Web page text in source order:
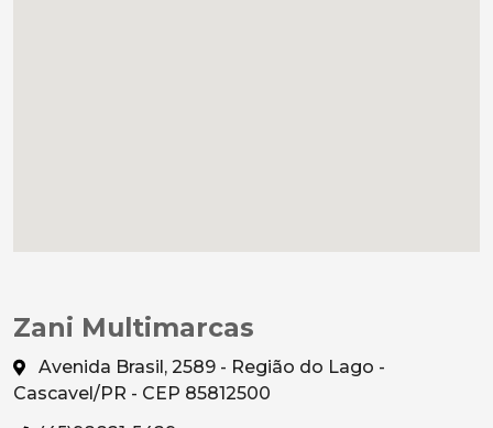
Zani Multimarcas
Avenida Brasil, 2589 - Região do Lago -
Cascavel/PR - CEP 85812500